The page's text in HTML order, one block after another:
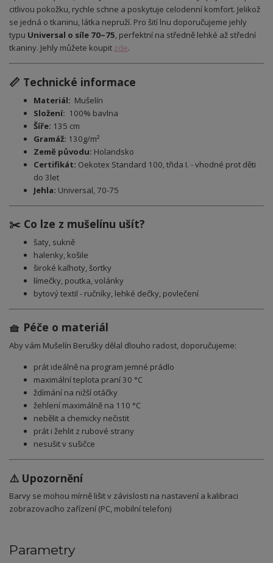
citlivou pokožku, rychle schne a poskytuje celodenní komfort. Jelikož
se jedná o tkaninu, látka nepruží. Pro šití lnu doporučujeme jehly
typu Universal o síle 70–75, perfektní na středně lehké až střední
tkaniny. Jehly můžete koupit zde.
📏 Technické informace
Materiál: Mušelín
Složení: 100% bavlna
Šíře: 135 cm
Gramáž: 130g/m²
Země původu: Holandsko
Certifikát: Oekotex Standard 100, třida I. - vhodné prot děti
do 3let
Jehla: Universal, 70-75
✂️ Co lze z mušelínu ušít?
šaty, sukně
halenky, košile
široké kalhoty, šortky
límečky, poutka, volánky
bytový textil - ručníky, lehké dečky, povlečení
🧺 Péče o materiál
Aby vám Mušelín Berušky dělal dlouho radost, doporučujeme:
prát ideálně na program jemné prádlo
maximální teplota praní 30 °C
ždímání na nižší otáčky
žehlení maximálně na 110 °C
nebělit a chemicky nečistit
prát i žehlit z rubové strany
nesušit v sušičce
⚠️ Upozornění
Barvy se mohou mírně lišit v závislosti na nastavení a kalibraci
zobrazovacího zařízení (PC, mobilní telefon)
Parametry